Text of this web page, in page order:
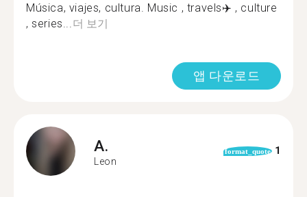
Música, viajes, cultura. Music , travels✈️ , culture
, series... 더 보기
앱 다운로드
A.
Leon
format_quote 1